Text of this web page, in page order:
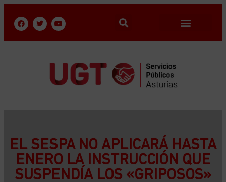
EL SESPA NO APLICARÁ HASTA
ENERO LA INSTRUCCIÓN QUE
SUSPENDÍA LOS «GRIPOSOS»